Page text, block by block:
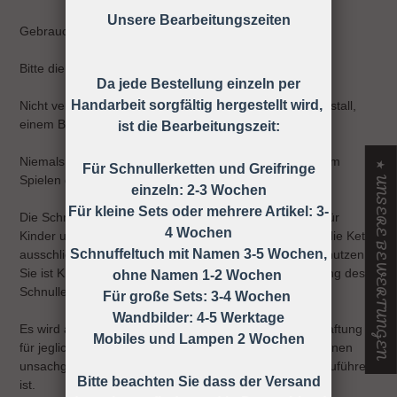
Gebrauchsanweisung
Bitte die Schnullerkette nur an der Kleidung befestigen!
Nicht verwenden, wenn der Säugling sich in einem Laufstall,
einem Bett oder einer Wiege befindet
Niemals die Schnullerkette dem Kind ohne Schnuller zum
Spielen geben.
Die Schnullerkette darf nicht unbefestigt als Spielzeug für
Kinder unter 36 Monaten verwendet werden, daher ist die Kette
ausschließlich unter Aufsicht eines Erwachsenen zu benutzen!
Sie ist KEIN Spielzeug, sondern dient nur zur Befestigung des
Schnullers an der Kleidung.
Es wird ausdrücklich darauf hingewiesen, dass keine Haftung
für jegliche Art von Risiken übernommen wird, die auf einen
unsachgemäßen Gebrauch der Schnullerkette zurück zuführen
ist.
★ UNSERE BEWERTUNGEN
Unsere Bearbeitungszeiten
Da jede Bestellung einzeln per
Handarbeit sorgfältig hergestellt wird,
ist die Bearbeitungszeit:
Für Schnullerketten und Greifringe
einzeln: 2-3 Wochen
Für kleine Sets oder mehrere Artikel: 3-
4 Wochen
Schnuffeltuch mit Namen 3-5 Wochen,
ohne Namen 1-2 Wochen
Für große Sets: 3-4 Wochen
Wandbilder: 4-5 Werktage
Mobiles und Lampen 2 Wochen
Bitte beachten Sie dass der Versand